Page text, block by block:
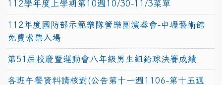
112學年度上學期第10週10/30-11/3菜單
112年度國防部示範樂隊管樂團演奏會-中壢藝術館
免費索票入場
第51屆校慶暨運動會八年級男生組鉛球決賽成績
各班午餐資料請核對(公告第十一週1106-第十五週